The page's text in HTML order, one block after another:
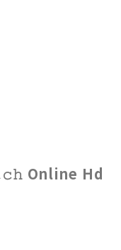
Online Hd